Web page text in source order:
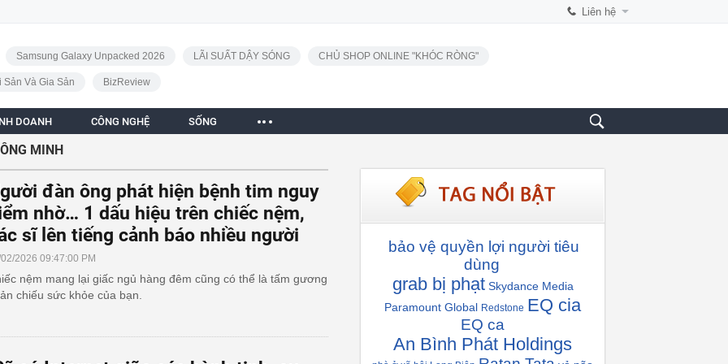
Liên hệ
Samsung Galaxy Unpacked 2026 LÃI SUẤT DẬY SÓNG CHỦ SHOP ONLINE "KHÓC RÒNG"
Sản Và Gia Sản BizReview
DOANH CÔNG NGHỆ SỐNG
MINH
đàn ông phát hiện bệnh tim nguy
nhờ… 1 dấu hiệu trên chiếc nệm,
sĩ lên tiếng cảnh báo nhiều người
2026 09:47:00 PM
nệm mang lại giấc ngủ hàng đêm cũng có thể là tấm gương
chiếu sức khỏe của bạn.
bảo vệ quyền lợi người tiêu
dùng
grab bị phạt Skydance Media
Paramount Global Redstone EQ cia
EQ ca
An Bình Phát Holdings